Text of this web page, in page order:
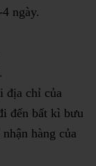
ngày.
địa chỉ của
đến bất kì bưu
hàng của